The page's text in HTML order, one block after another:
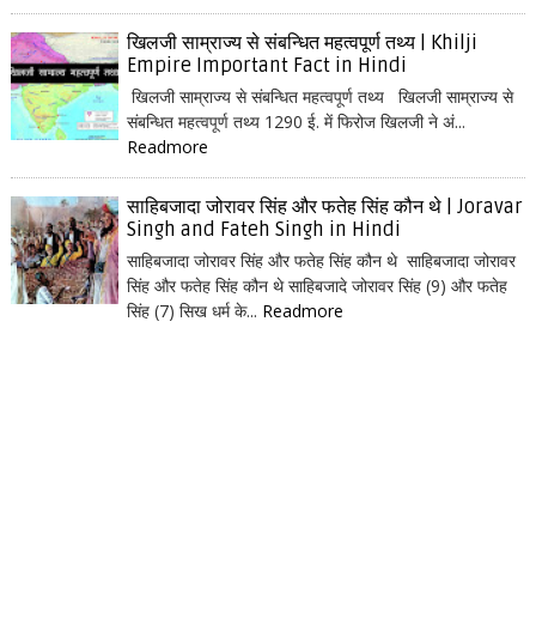
खिलजी साम्राज्य से संबन्धित महत्वपूर्ण तथ्य | Khilji
Empire Important Fact in Hindi
खिलजी साम्राज्य से संबन्धित महत्वपूर्ण तथ्य खिलजी साम्राज्य से
संबन्धित महत्वपूर्ण तथ्य 1290 ई. में फिरोज खिलजी ने अं...
Readmore
साहिबजादा जोरावर सिंह और फतेह सिंह कौन थे | Joravar
Singh and Fateh Singh in Hindi
साहिबजादा जोरावर सिंह और फतेह सिंह कौन थे साहिबजादा जोरावर
सिंह और फतेह सिंह कौन थे साहिबजादे जोरावर सिंह (9) और फतेह
सिंह (7) सिख धर्म के... Readmore